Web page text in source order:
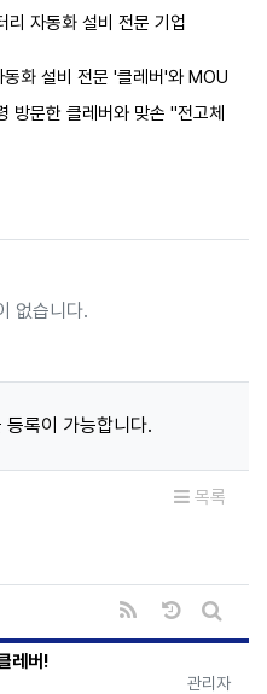
리 자동화 설비 전문 기업
화 설비 전문 '클레버'와 MOU
방문한 클레버와 맞손 "전고체
없습니다.
록이 가능합니다.
목록
RSS
날짜순 정렬
게시판
레버!
등록자
관리자